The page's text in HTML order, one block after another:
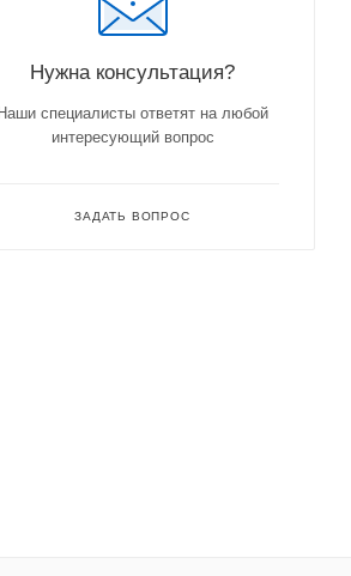
Нужна консультация?
Наши специалисты ответят на любой
интересующий вопрос
ЗАДАТЬ ВОПРОС